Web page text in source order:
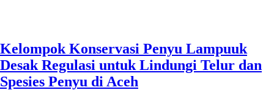
Kelompok Konservasi Penyu Lampuuk
Desak Regulasi untuk Lindungi Telur dan
Spesies Penyu di Aceh